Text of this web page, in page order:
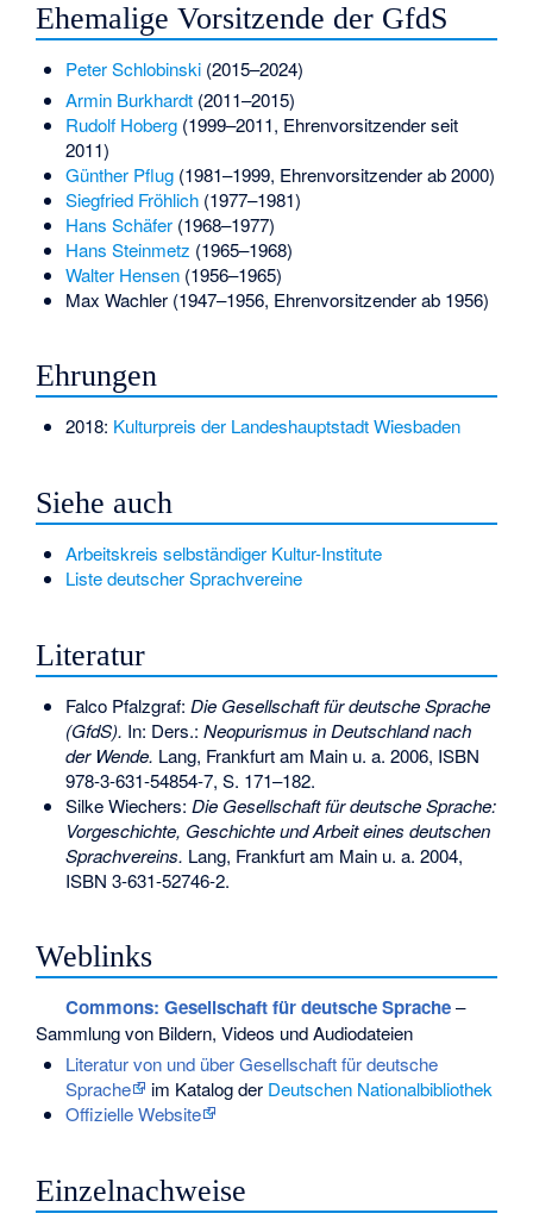
Ehemalige Vorsitzende der GfdS
Peter Schlobinski(2015–2024)
Armin Burkhardt(2011–2015)
Rudolf Hoberg(1999–2011, Ehrenvorsitzender seit
2011)
Günther Pflug(1981–1999, Ehrenvorsitzender ab 2000)
Siegfried Fröhlich(1977–1981)
Hans Schäfer(1968–1977)
Hans Steinmetz (1965–1968)
Walter Hensen(1956–1965)
Max Wachler(1947–1956, Ehrenvorsitzender ab 1956)
Ehrungen
2018: Kulturpreis der Landeshauptstadt Wiesbaden
Siehe auch
Arbeitskreis selbständiger Kultur-Institute
Liste deutscher Sprachvereine
Literatur
Falco Pfalzgraf: Die Gesellschaft für deutsche Sprache
(GfdS). In: Ders.: Neopurismus in Deutschland nach
der Wende. Lang, Frankfurt am Main u. a. 2006, ISBN
978-3-631-54854-7, S. 171–182.
Silke Wiechers: Die Gesellschaft für deutsche Sprache:
Vorgeschichte, Geschichte und Arbeit eines deutschen
Sprachvereins. Lang, Frankfurt am Main u. a. 2004,
ISBN 3-631-52746-2.
Weblinks
Commons: Gesellschaft für deutsche Sprache–
Sammlung von Bildern, Videos und Audiodateien
Literatur von und über Gesellschaft für deutsche
Sprache
im Katalog der Deutschen Nationalbibliothek
Offizielle Website
Einzelnachweise